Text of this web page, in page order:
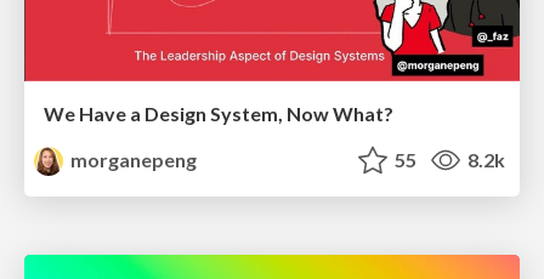
We Have a Design System, Now What?
morganepeng
55 8.2k